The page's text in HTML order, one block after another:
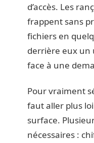
d’accès. Les
frappent sans
fichiers en
derrière eux un
face à une
Pour vraiment
faut aller plus
surface.
nécessaires :